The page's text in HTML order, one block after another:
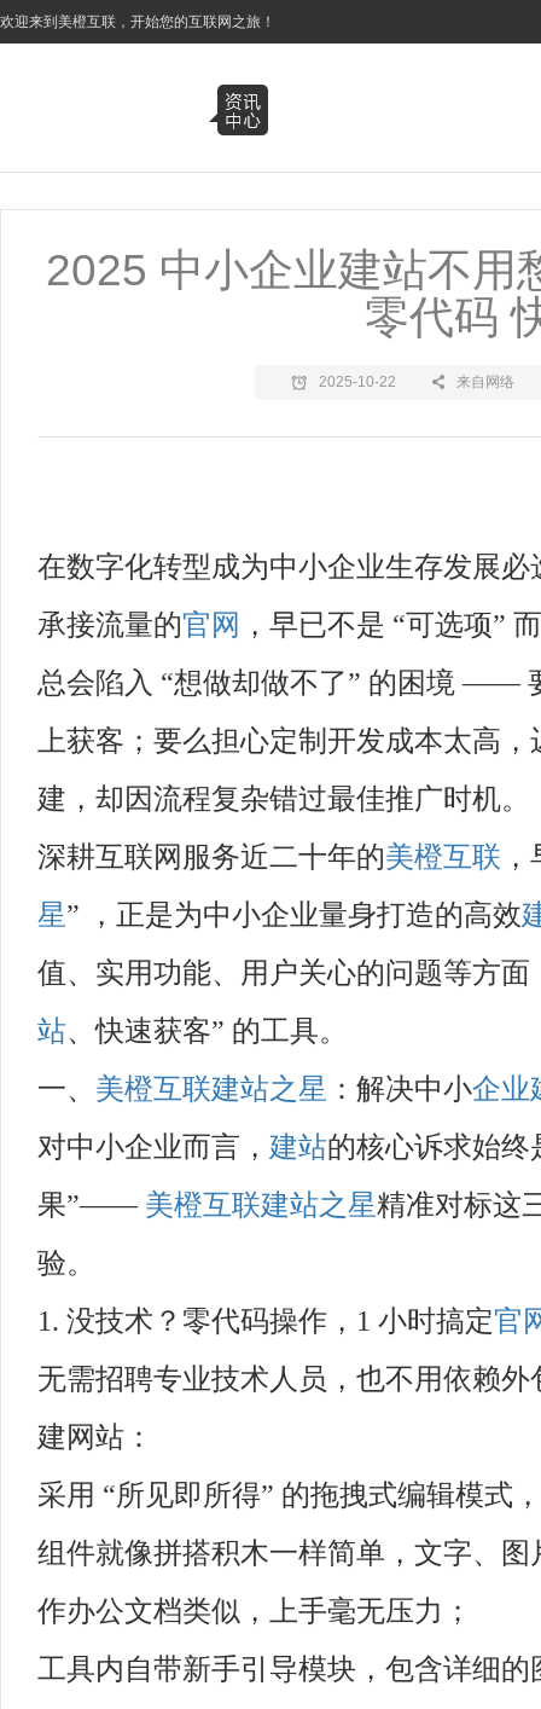
欢迎来到美橙互联，开始您的互联网之旅！
2025 中小企业建站不用
零代码
2025-10-22 来自网络
在数字化转型成为中小企业生存发展
承接流量的官网 ，早已不是 “可选项”
总会陷入 “想做却做不了” 的困境 ——
上获客；要么担心定制开发成本太高
建，却因流程复杂错过最佳推广时机。
深耕互联网服务近二十年的美橙互联
星” ，正是为中小企业量身打造的高效
值、实用功能、用户关心的问题等方
站、快速获客” 的工具。
一、 美橙互联建站之星 ：解决中小企业
对中小企业而言， 建站的核心诉求始终
果”—— 美橙互联建站之星精准对标这
验。
1. 没技术？零代码操作，1 小时搞定官
无需招聘专业技术人员，也不用依赖
建网站：
采用 “所见即所得” 的拖拽式编辑模式
组件就像拼搭积木一样简单，文字、
作办公文档类似，上手毫无压力；
工具内自带新手引导模块，包含详细